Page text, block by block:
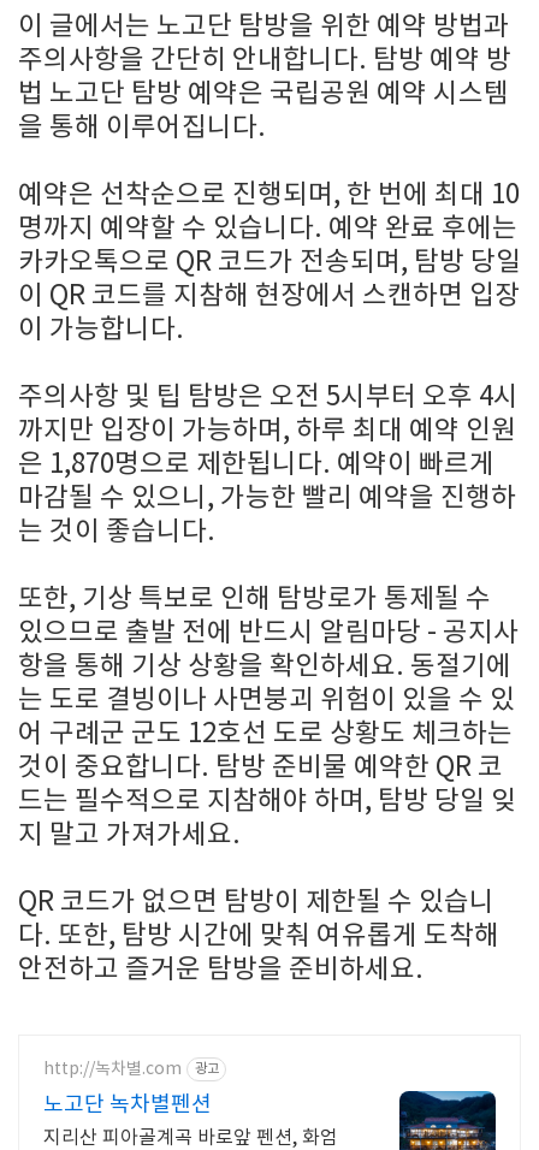
이 글에서는 노고단 탐방을 위한 예약 방법과
주의사항을 간단히 안내합니다. 탐방 예약 방
법 노고단 탐방 예약은 국립공원 예약 시스템
을 통해 이루어집니다.
예약은 선착순으로 진행되며, 한 번에 최대 10
명까지 예약할 수 있습니다. 예약 완료 후에는
카카오톡으로 QR 코드가 전송되며, 탐방 당일
이 QR 코드를 지참해 현장에서 스캔하면 입장
이 가능합니다.
주의사항 및 팁 탐방은 오전 5시부터 오후 4시
까지만 입장이 가능하며, 하루 최대 예약 인원
은 1,870명으로 제한됩니다. 예약이 빠르게
마감될 수 있으니, 가능한 빨리 예약을 진행하
는 것이 좋습니다.
또한, 기상 특보로 인해 탐방로가 통제될 수
있으므로 출발 전에 반드시 알림마당 - 공지사
항을 통해 기상 상황을 확인하세요. 동절기에
는 도로 결빙이나 사면붕괴 위험이 있을 수 있
어 구례군 군도 12호선 도로 상황도 체크하는
것이 중요합니다. 탐방 준비물 예약한 QR 코
드는 필수적으로 지참해야 하며, 탐방 당일 잊
지 말고 가져가세요.
QR 코드가 없으면 탐방이 제한될 수 있습니
다. 또한, 탐방 시간에 맞춰 여유롭게 도착해
안전하고 즐거운 탐방을 준비하세요.
http://녹차별.com 광고
노고단 녹차별펜션
지리산 피아골계곡 바로앞 펜션, 화엄